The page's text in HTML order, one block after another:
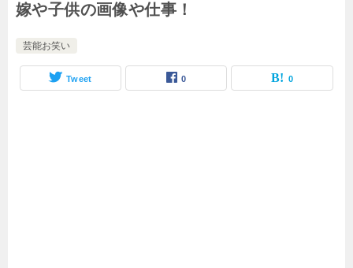
嫁や子供の画像や仕事！
芸能お笑い
Tweet 0 0